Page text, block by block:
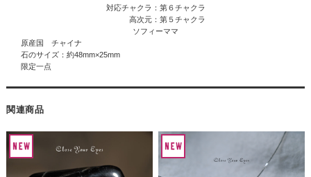
対応チャクラ：第６チャクラ
高次元：第５チャクラ
ソフィーママ
原産国 チャイナ
石のサイズ：約48mm×25mm
限定一点
関連商品